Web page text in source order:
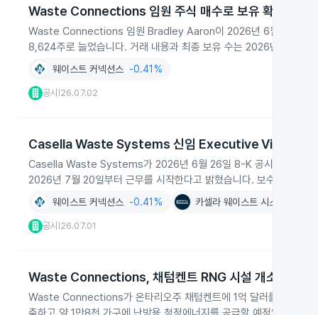
Waste Connections 임원 주식 매수로 보유 확대
Waste Connections 임원 Bradley Aaron이 2026년 6월 30일 직
8,624주로 늘었습니다. 거래 내용과 최종 보유 수는 2026년 6월 30
웨이스트 커넥션스 -0.41%
공시 26.07.02
Casella Waste Systems 신임 Executive Vice
Casella Waste Systems가 2026년 6월 26일 8-K 공시에서
2026년 7월 20일부터 근무를 시작한다고 밝혔습니다. 보수와 향후
웨이스트 커넥션스 -0.41% 카셀라 웨이스트 시스템스
공시 26.07.01
Waste Connections, 채텀켄트 RNG 시설 개소
Waste Connections가 온타리오주 채텀켄트에 1억 달러를 투자해